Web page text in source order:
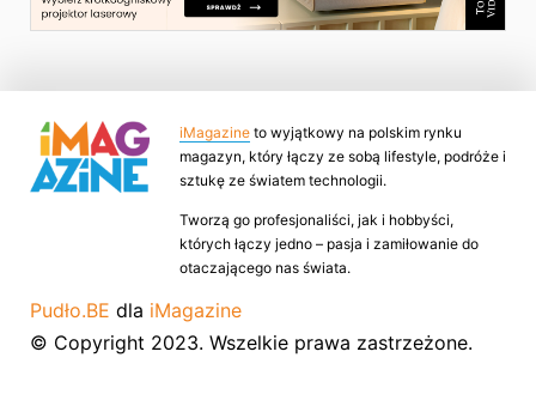
iMagazine to wyjątkowy na polskim rynku
magazyn, który łączy ze sobą lifestyle, podróże i
sztukę ze światem technologii.
Tworzą go profesjonaliści, jak i hobbyści,
których łączy jedno – pasja i zamiłowanie do
otaczającego nas świata.
Pudło.BE dla iMagazine
© Copyright 2023. Wszelkie prawa zastrzeżone.